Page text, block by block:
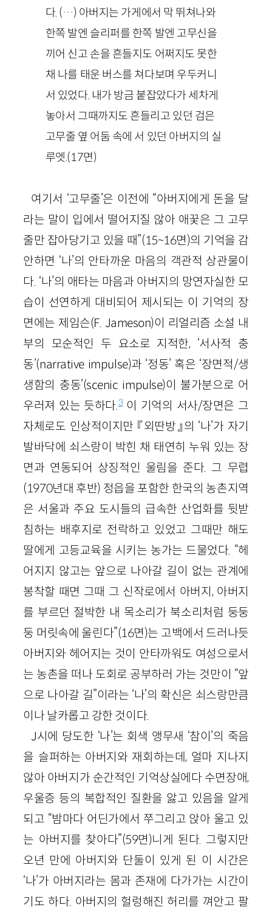
다. (…) 아버지는 가게에서 막 뛰쳐나와
한쪽 발엔 슬리퍼를 한쪽 발엔 고무신을
끼어 신고 손을 흔들지도 어쩌지도 못한
채 나를 태운 버스를 쳐다보며 우두커니
서 있었다. 내가 방금 붙잡았다가 세차게
놓아서 그때까지도 흔들리고 있던 검은
고무줄 옆 어둠 속에 서 있던 아버지의 실
루엣.(17면)
여기서 ‘고무줄’은 이전에 “아버지에게 돈을 달
라는 말이 입에서 떨어지질 않아 애꿎은 그 고무
줄만 잡아당기고 있을 때”(15~16면)의 기억을 감
안하면 ‘나’의 안타까운 마음의 객관적 상관물이
다. ‘나’의 애타는 마음과 아버지의 망연자실한 모
습이 선연하게 대비되어 제시되는 이 기억의 장
면에는 제임슨(F. Jameson)이 리얼리즘 소설 내
부의 모순적인 두 요소로 지적한, ‘서사적 충
동’(narrative impulse)과 ‘정동’ 혹은 ‘장면적/생
생함의 충동’(scenic impulse)이 불가분으로 어
우러져 있는 듯하다.3이 기억의 서사/장면은 그
자체로도 인상적이지만 『외딴방』의 ‘나’가 자기
발바닥에 쇠스랑이 박힌 채 태연히 누워 있는 장
면과 연동되어 상징적인 울림을 준다. 그 무렵
(1970년대 후반) 정읍을 포함한 한국의 농촌지역
은 서울과 주요 도시들의 급속한 산업화를 뒷받
침하는 배후지로 전락하고 있었고 그때만 해도
딸에게 고등교육을 시키는 농가는 드물었다. “헤
어지지 않고는 앞으로 나아갈 길이 없는 관계에
봉착할 때면 그때 그 신작로에서 아버지, 아버지
를 부르던 절박한 내 목소리가 북소리처럼 둥둥
둥 머릿속에 울린다”(16면)는 고백에서 드러나듯
아버지와 헤어지는 것이 안타까워도 여성으로서
는 농촌을 떠나 도회로 공부하러 가는 것만이 “앞
으로 나아갈 길”이라는 ‘나’의 확신은 쇠스랑만큼
이나 날카롭고 강한 것이다.
J시에 당도한 ‘나’는 회색 앵무새 ‘참이’의 죽음
을 슬퍼하는 아버지와 재회하는데, 얼마 지나지
않아 아버지가 순간적인 기억상실에다 수면장애,
우울증 등의 복합적인 질환을 앓고 있음을 알게
되고 “밤마다 어딘가에서 쭈그리고 앉아 울고 있
는 아버지를 찾아다”(59면)니게 된다. 그렇지만
오년 만에 아버지와 단둘이 있게 된 이 시간은
‘나’가 아버지라는 몸과 존재에 다가가는 시간이
기도 하다. 아버지의 헐렁해진 허리를 껴안고 팔